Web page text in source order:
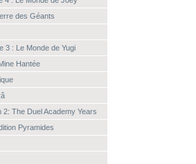
des Géants
3 : Le Monde de Yugi
Hantée
2: The Duel Academy Years
Pyramides